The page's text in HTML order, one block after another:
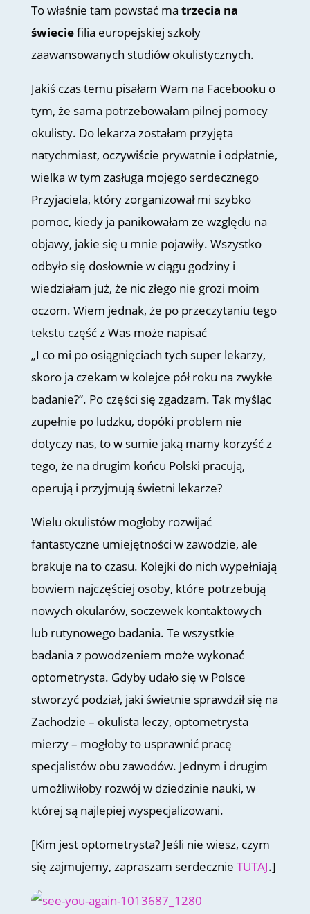
To właśnie tam powstać ma trzecia na
świeciefilia europejskiej szkoły
zaawansowanych studiów okulistycznych.
Jakiś czas temu pisałam Wam na Facebooku o
tym, że sama potrzebowałam pilnej pomocy
okulisty. Do lekarza zostałam przyjęta
natychmiast, oczywiście prywatnie i odpłatnie,
wielka w tym zasługa mojego serdecznego
Przyjaciela, który zorganizował mi szybko
pomoc, kiedy ja panikowałam ze względu na
objawy, jakie się u mnie pojawiły. Wszystko
odbyło się dosłownie w ciągu godziny i
wiedziałam już, że nic złego nie grozi moim
oczom. Wiem jednak, że po przeczytaniu tego
tekstu część z Was może napisać
„I co mi po osiągnięciach tych super lekarzy,
skoro ja czekam w kolejce pół roku na zwykłe
badanie?”. Po części się zgadzam. Tak myśląc
zupełnie po ludzku, dopóki problem nie
dotyczy nas, to w sumie jaką mamy korzyść z
tego, że na drugim końcu Polski pracują,
operują i przyjmują świetni lekarze?
Wielu okulistów mogłoby rozwijać
fantastyczne umiejętności w zawodzie, ale
brakuje na to czasu. Kolejki do nich wypełniają
bowiem najczęściej osoby, które potrzebują
nowych okularów, soczewek kontaktowych
lub rutynowego badania. Te wszystkie
badania z powodzeniem może wykonać
optometrysta. Gdyby udało się w Polsce
stworzyć podział, jaki świetnie sprawdził się na
Zachodzie – okulista leczy, optometrysta
mierzy – mogłoby to usprawnić pracę
specjalistów obu zawodów. Jednym i drugim
umożliwiłoby rozwój w dziedzinie nauki, w
której są najlepiej wyspecjalizowani.
[Kim jest optometrysta? Jeśli nie wiesz, czym
się zajmujemy, zapraszam serdecznie TUTAJ.]